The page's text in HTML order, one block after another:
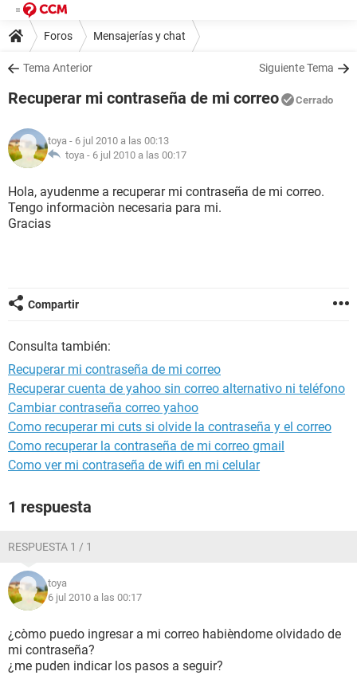
Foros Mensajerías y chat
Tema Anterior Siguiente Tema
Recuperar mi contraseña de mi correo Cerrado
toya - 6 jul 2010 a las 00:13
toya - 6 jul 2010 a las 00:17
Hola, ayudenme a recuperar mi contraseña de mi correo.
Tengo informaciòn necesaria para mi.
Gracias
Compartir
Consulta también:
Recuperar mi contraseña de mi correo
Recuperar cuenta de yahoo sin correo alternativo ni teléfono
Cambiar contraseña correo yahoo
Como recuperar mi cuts si olvide la contraseña y el correo
Como recuperar la contraseña de mi correo gmail
Como ver mi contraseña de wifi en mi celular
1 respuesta
RESPUESTA 1 / 1
toya
6 jul 2010 a las 00:17
¿còmo puedo ingresar a mi correo habièndome olvidado de
mi contraseña?
¿me puden indicar los pasos a seguir?